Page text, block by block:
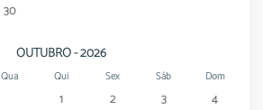
30
OUTUBRO - 2026
Qua Qui Sex Sáb Dom
1 2 3
4